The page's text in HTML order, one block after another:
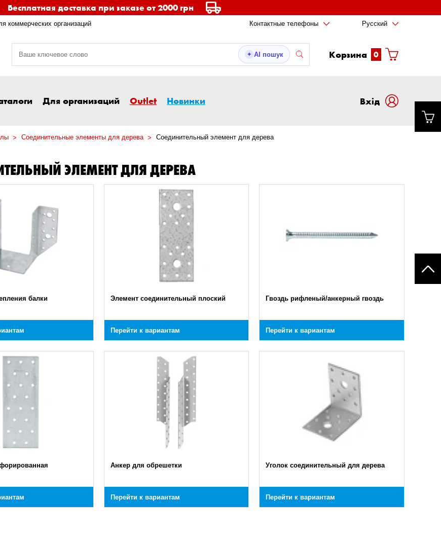
Бесплатная доставка при заказе от 2000 грн
коммерческих организаций Контактные телефоны Русский
✦ AI пошук Корзина 0
Для организаций Outlet Новинки Вxід
Соединительные элементы для дерева Соединительный элемент для дерева
ЭЛЕМЕНТ ДЛЯ ДЕРЕВА
балки Элемент соединительный плоский
Перейти к вариантам
Гвоздь рифленый/анкерный гвоздь
Перейти к вариантам
Анкер для обрешетки
Перейти к вариантам
Уголок соединительный для дерева
Перейти к вариантам